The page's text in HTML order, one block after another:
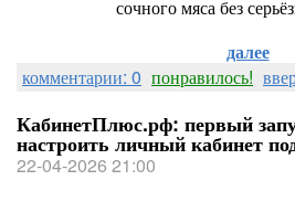
сочного мяса без
далее
комментарии: 0 понравилось!
КабинетПлюс.рф: первый
настроить личный кабинет
22-04-2026 21:00